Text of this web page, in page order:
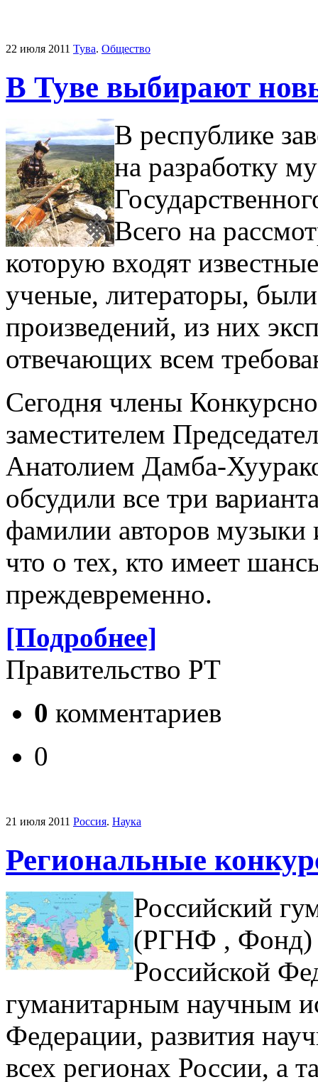
22 июля 2011 Тува. Общество
В Туве выбирают
В республике
на разработку
Всего на
которую входят
ученые, литераторы,
произведений, из них
отвечающих всем
Сегодня члены
заместителем
Анатолием Дамба-
обсудили все три
фамилии авторов музыки
что о тех, кто имеет
преждевременно.
[Подробнее]
Правительство РТ
0 комментариев
0
21 июля 2011 Россия. Наука
Региональные
Российский
(РГНФ , Фонд)
Российской
гуманитарным научным
Федерации, развития
всех регионах России, а